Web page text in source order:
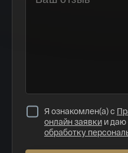
Я ознакомлен(а) с
онлайн заявки и даю
обработку